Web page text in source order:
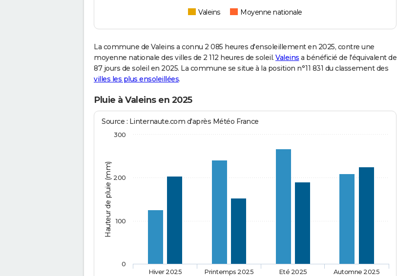
Valeins Moyenne nationale
La commune de Valeins a connu 2 085 heures d'ensoleillement en 2025, contre une
moyenne nationale des villes de 2 112 heures de soleil. Valeins a bénéficié de l'équivalent de
87 jours de soleil en 2025. La commune se situe à la position n°11 831 du classement des
villes les plus ensoleillées.
Pluie à Valeins en 2025
Hauteur de pluie (mm)
Source : Linternaute.com d'après Météo France
Hiver 2025 Printemps 2025 Eté 2025 Automne 2025
0
100
200
300